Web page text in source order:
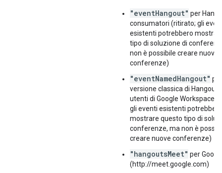
"eventHangout" per
consumatori (ritirato; gli
esistenti potrebbero
tipo di soluzione di
non è possibile creare nuove
conferenze)
"eventNamedHangout"
versione classica di
utenti di Google Workspace
gli eventi esistenti potrebbero
mostrare questo tipo di
conferenze, ma non è
creare nuove conferenze)
"hangoutsMeet" per
(http://meet.google.com)